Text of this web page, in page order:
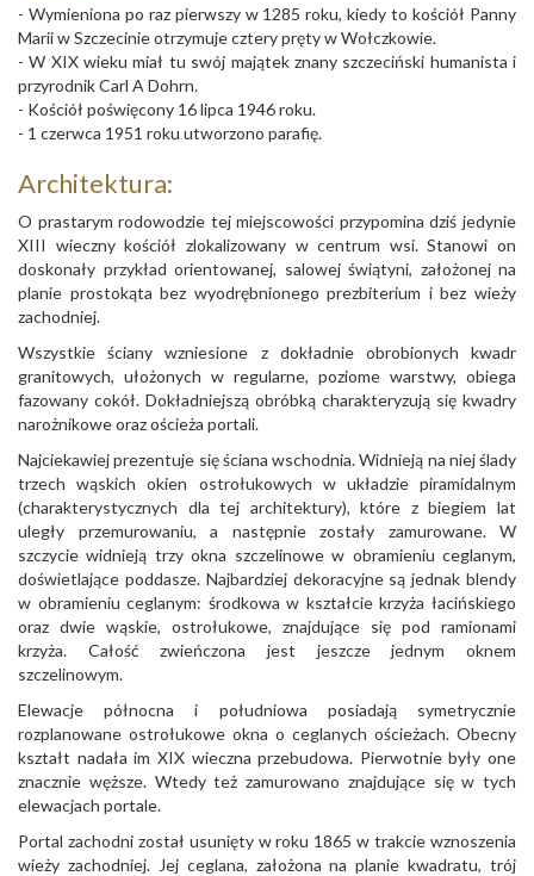
- Wymieniona po raz pierwszy w 1285 roku, kiedy to kościół Panny
Marii w Szczecinie otrzymuje cztery pręty w Wołczkowie.
- W XIX wieku miał tu swój majątek znany szczeciński humanista i
przyrodnik Carl A Dohrn.
- Kościół poświęcony 16 lipca 1946 roku.
- 1 czerwca 1951 roku utworzono parafię.
Architektura:
O prastarym rodowodzie tej miejscowości przypomina dziś jedynie
XIII wieczny kościół zlokalizowany w centrum wsi. Stanowi on
doskonały przykład orientowanej, salowej świątyni, założonej na
planie prostokąta bez wyodrębnionego prezbiterium i bez wieży
zachodniej.
Wszystkie ściany wzniesione z dokładnie obrobionych kwadr
granitowych, ułożonych w regularne, poziome warstwy, obiega
fazowany cokół. Dokładniejszą obróbką charakteryzują się kwadry
narożnikowe oraz ościeża portali.
Najciekawiej prezentuje się ściana wschodnia. Widnieją na niej ślady
trzech wąskich okien ostrołukowych w układzie piramidalnym
(charakterystycznych dla tej architektury), które z biegiem lat
uległy przemurowaniu, a następnie zostały zamurowane. W
szczycie widnieją trzy okna szczelinowe w obramieniu ceglanym,
doświetlające poddasze. Najbardziej dekoracyjne są jednak blendy
w obramieniu ceglanym: środkowa w kształcie krzyża łacińskiego
oraz dwie wąskie, ostrołukowe, znajdujące się pod ramionami
krzyża. Całość zwieńczona jest jeszcze jednym oknem
szczelinowym.
Elewacje północna i południowa posiadają symetrycznie
rozplanowane ostrołukowe okna o ceglanych ościeżach. Obecny
kształt nadała im XIX wieczna przebudowa. Pierwotnie były one
znacznie węższe. Wtedy też zamurowano znajdujące się w tych
elewacjach portale.
Portal zachodni został usunięty w roku 1865 w trakcie wznoszenia
wieży zachodniej. Jej ceglana, założona na planie kwadratu, trój